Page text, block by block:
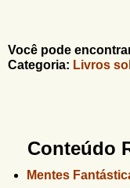
Você pode
Categoria: Livros
Conteúdo
Mentes